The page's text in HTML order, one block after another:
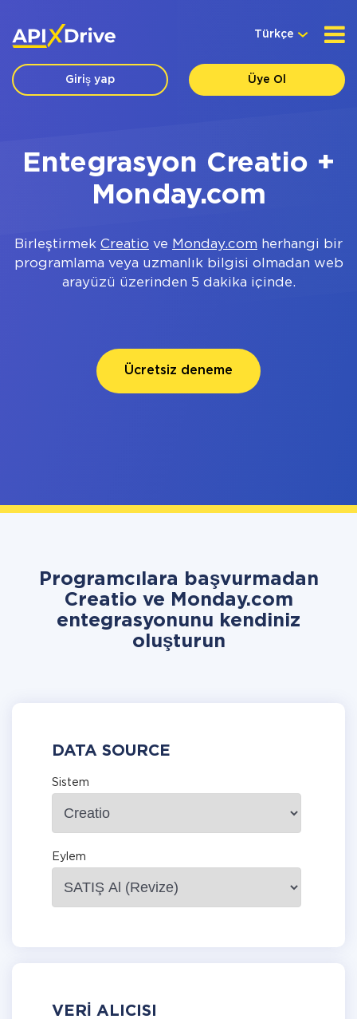
Türkçe
Giriş yap Üye Ol
Entegrasyon Creatio +
Monday.com
Birleştirmek Creatio ve Monday.com herhangi bir
programlama veya uzmanlık bilgisi olmadan web
arayüzü üzerinden 5 dakika içinde.
Ücretsiz deneme
Programcılara başvurmadan
Creatio ve Monday.com
entegrasyonunu kendiniz
oluşturun
DATA SOURCE
Sistem
Eylem
VERI ALICISI